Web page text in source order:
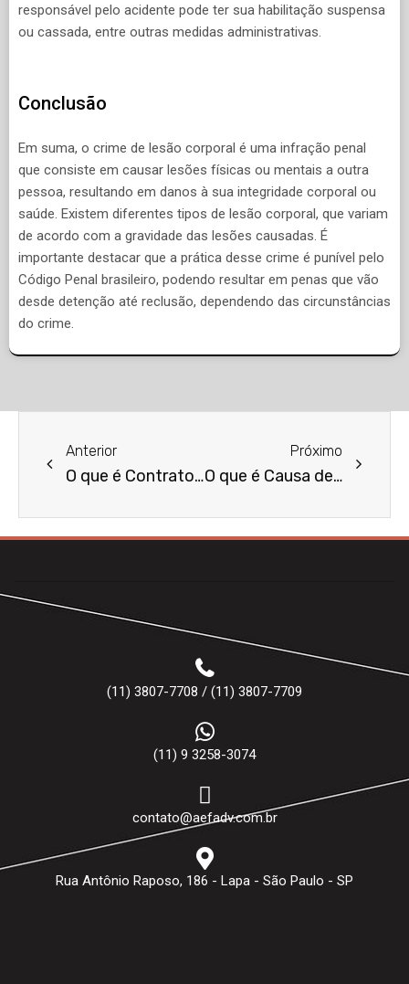
responsável pelo acidente pode ter sua habilitação suspensa
ou cassada, entre outras medidas administrativas.
Conclusão
Em suma, o crime de lesão corporal é uma infração penal
que consiste em causar lesões físicas ou mentais a outra
pessoa, resultando em danos à sua integridade corporal ou
saúde. Existem diferentes tipos de lesão corporal, que variam
de acordo com a gravidade das lesões causadas. É
importante destacar que a prática desse crime é punível pelo
Código Penal brasileiro, podendo resultar em penas que vão
desde detenção até reclusão, dependendo das circunstâncias
do crime.
Anterior
O que é Contrato de Comodato?
Próximo
O que é Causa de Rescisão Contratual?
(11) 3807-7708 / (11) 3807-7709
(11) 9 3258-3074
contato@aefadv.com.br
Rua Antônio Raposo, 186 - Lapa - São Paulo - SP